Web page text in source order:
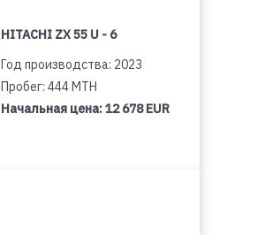
HITACHI ZX 55 U - 6
Год производства: 2023
Пробег: 444 MTH
Начальная цена:12 678 EUR